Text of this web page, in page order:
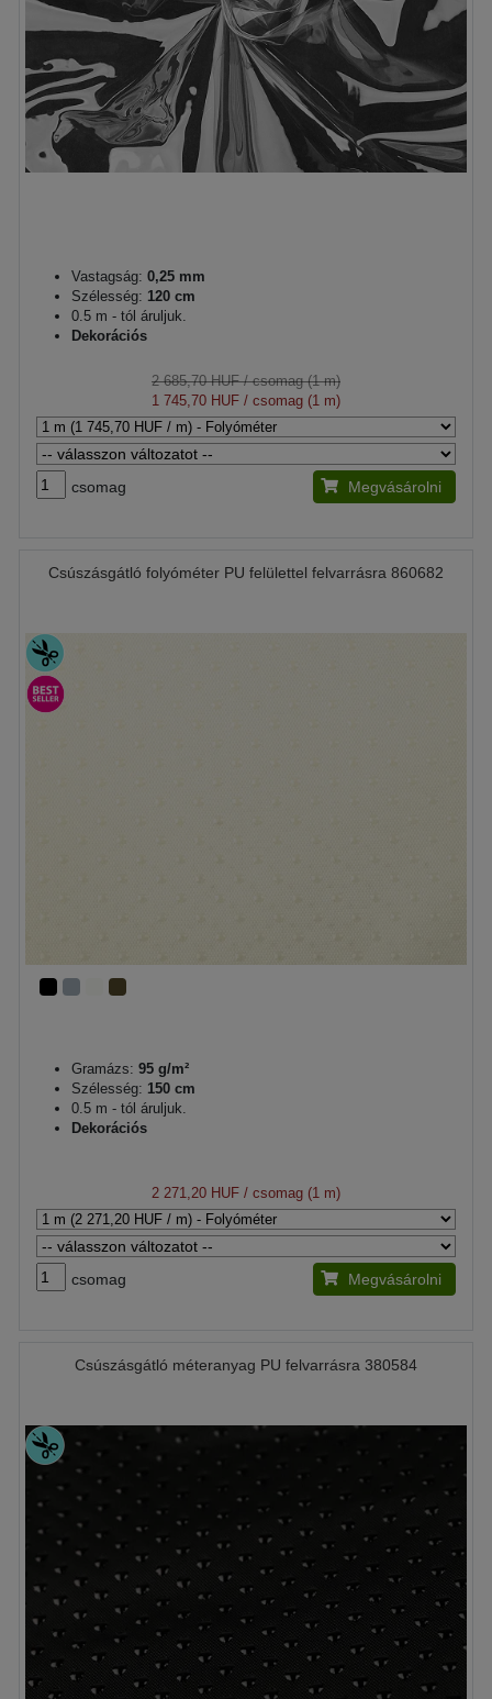
Vastagság: 0,25 mm
Szélesség: 120 cm
0.5 m - tól áruljuk.
Dekorációs
2 685,70 HUF/ csomag (1 m)
1 745,70 HUF / csomag (1 m)
csomag Megvásárolni
Csúszásgátló folyóméter PU felülettel felvarrásra 860682
Gramázs: 95 g/m²
Szélesség: 150 cm
0.5 m - tól áruljuk.
Dekorációs
2 271,20 HUF / csomag (1 m)
csomag Megvásárolni
Csúszásgátló méteranyag PU felvarrásra 380584